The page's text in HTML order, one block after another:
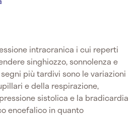
intracranica i cui reperti
singhiozzo, sonnolenza e
più tardivi sono le variazioni
e della respirazione,
sistolica e la bradicardia
encefalico in quanto